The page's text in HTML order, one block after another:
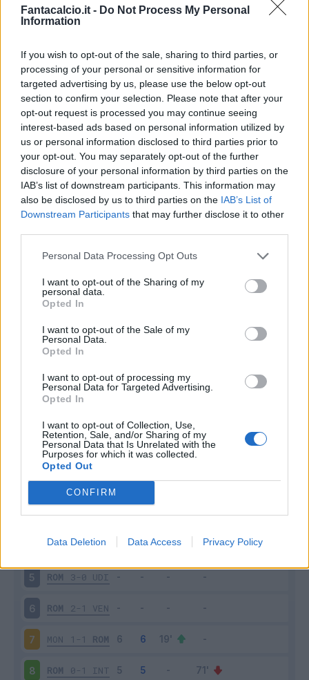
Fantacalcio.it - Do Not Process My Personal
Information
If you wish to opt-out of the sale, sharing to third parties, or
processing of your personal or sensitive information for
targeted advertising by us, please use the below opt-out
section to confirm your selection. Please note that after your
opt-out request is processed you may continue seeing
interest-based ads based on personal information utilized by
us or personal information disclosed to third parties prior to
your opt-out. You may separately opt-out of the further
disclosure of your personal information by third parties on the
IAB’s list of downstream participants. This information may
also be disclosed by us to third parties on the IAB’s List of
Downstream Participants that may further disclose it to other
Personal Data Processing Opt Outs
I want to opt-out of the Sharing of my
personal data.
Opted In
I want to opt-out of the Sale of my
Personal Data.
Opted In
I want to opt-out of processing my
Personal Data for Targeted Advertising.
Opted In
I want to opt-out of Collection, Use,
Retention, Sale, and/or Sharing of my
Personal Data that Is Unrelated with the
Purposes for which it was collected.
Opted Out
CONFIRM
Data Deletion Data Access Privacy Policy
Classic Mantra
Riepilogo stagione
Titolare 8 - 21%
Entrato 15 - 39%
Squalificato 0 - 0%
Inutilizzato 15 - 39
Scarica riepilogo
stagionale
Scarica
Giornata VotoFV EntratoUscito Bonus/Malus
CAG 0-0 ROM
2 ROM 1-2 EMP
3 JUV 0-0 ROM
GEN 1-1 ROM
5 ROM 3-0 UDI
6 ROM 2-1 VEN
7 MON 1-1 ROM
8 ROM 0-1 INT